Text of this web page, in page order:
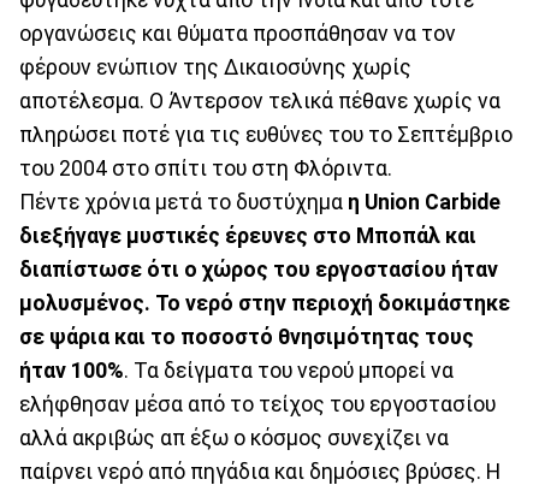
οργανώσεις και θύματα προσπάθησαν να τον
φέρουν ενώπιον της Δικαιοσύνης χωρίς
αποτέλεσμα. O Άντερσον τελικά πέθανε χωρίς να
πληρώσει ποτέ για τις ευθύνες του το Σεπτέμβριο
του 2004 στο σπίτι του στη Φλόριντα.
Πέντε χρόνια μετά το δυστύχημα η Union Carbide
διεξήγαγε μυστικές έρευνες στο Μποπάλ και
διαπίστωσε ότι ο χώρος του εργοστασίου ήταν
μολυσμένος. Το νερό στην περιοχή δοκιμάστηκε
σε ψάρια και το ποσοστό θνησιμότητας τους
ήταν 100%. Τα δείγματα του νερού μπορεί να
ελήφθησαν μέσα από το τείχος του εργοστασίου
αλλά ακριβώς απ έξω ο κόσμος συνεχίζει να
παίρνει νερό από πηγάδια και δημόσιες βρύσες. Η